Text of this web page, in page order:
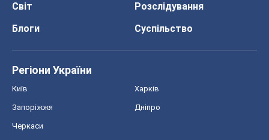
Світ
Розслідування
Блоги
Суспільство
Регіони України
Київ Харків
Запоріжжя Дніпро
Черкаси